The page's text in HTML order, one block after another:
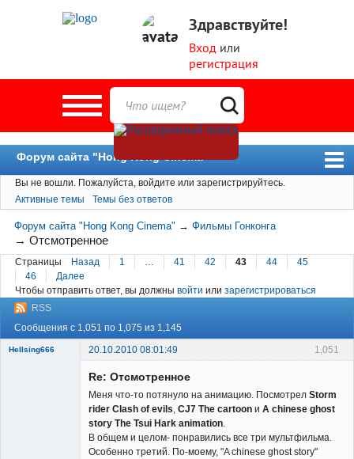
Здравствуйте!
Вход или
регистрация
Форум сайта "Hong Kong Cinema"
Форум
Новости
Пользователи
Поиск
Вы не вошли. Пожалуйста, войдите или зарегистрируйтесь.
Активные темы
Темы без ответов
Форум сайта "Hong Kong Cinema" →Фильмы Гонконга
→Отсмотренное
Страницы Назад 1 41 42 43 44
45
46
Далее
Чтобы отправить ответ, вы должны войти или зарегистрироваться
RSS
Сообщения с 1,051 по 1,075 из 1,145
1,051
Hellsing666 20.10.2010 08:01:49
Re: Отсмотренное
Меня что-то потянуло на анимацию. Посмотрел Storm
rider Clash of evils, CJ7 The cartoon и A chinese ghost
story The Tsui Hark animation.
В общем и целом- понравились все три мультфильма.
Особенно третий. По-моему, "A chinese ghost story"